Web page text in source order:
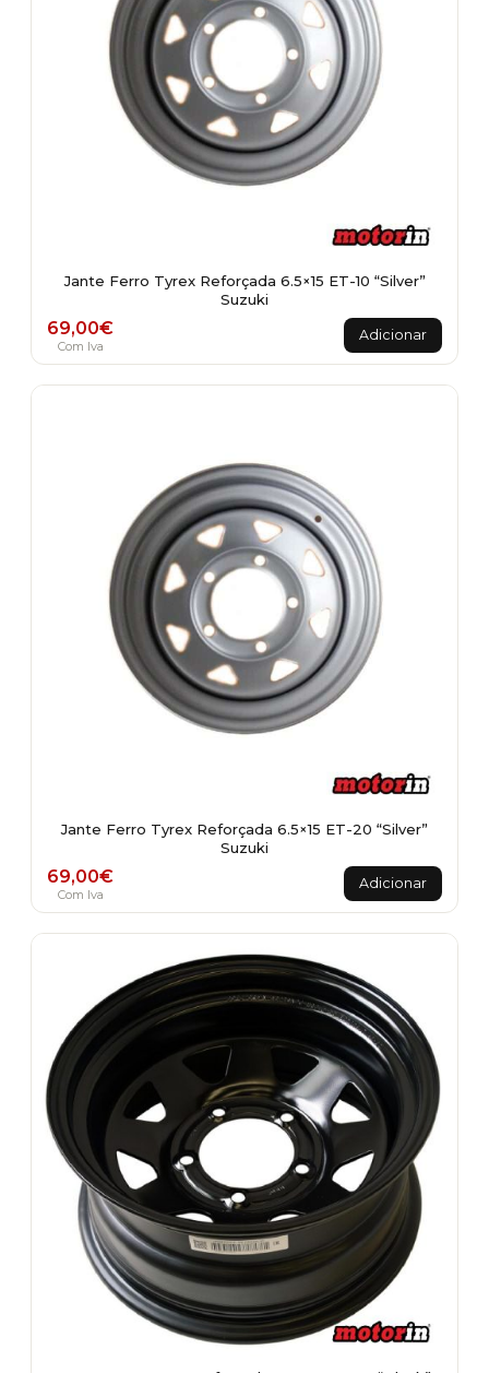
Jante Ferro Tyrex Reforçada 6.5×15 ET-10 “Silver”
Suzuki
69,00€
Com Iva
Adicionar
Jante Ferro Tyrex Reforçada 6.5×15 ET-20 “Silver”
Suzuki
69,00€
Com Iva
Adicionar